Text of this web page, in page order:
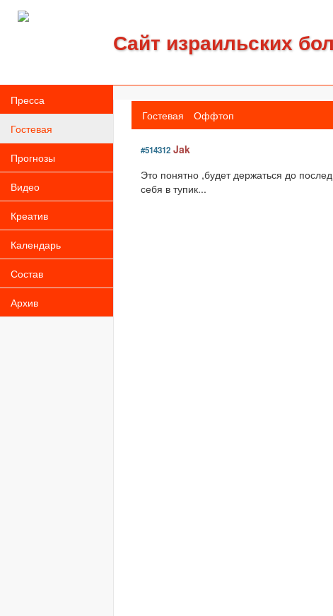
Сайт израильских
Пресса
Гостевая
Прогнозы
Видео
Креатив
Календарь
Состав
Архив
Гостевая Оффтоп
#514312 Jak
Это понятно ,будет держаться до
себя в тупик...